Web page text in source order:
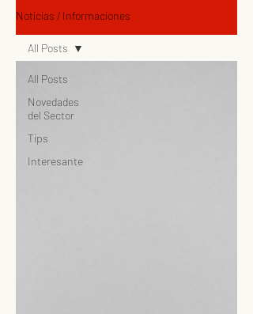
Noticias / Informaciones
All Posts
Novedades
del Sector
Tips
Interesante
All Posts